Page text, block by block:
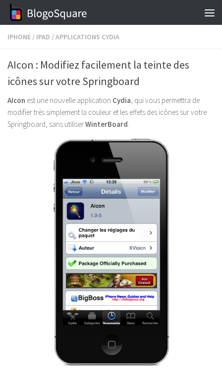
Skip to content
IPHONE / IPAD /APPLICATIONS CYDIA
AIcon : Modifiez facilement la teinte des
icônes sur votre Springboard
AIcon est une nouvelle application Cydia, qui vous permettra de
modifier très simplement la couleur et les effets des icônes sur votre
Springboard, sans utiliserWinterBoard.